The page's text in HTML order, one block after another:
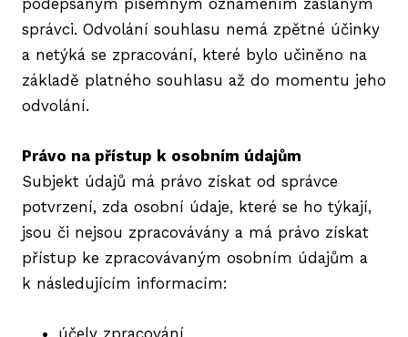
správci. Odvolání souhlasu nemá zpětné účinky
a netýká se zpracování, které bylo učiněno na
základě platného souhlasu až do momentu jeho
odvolání.
Právo na přístup k osobním údajům
Subjekt údajů má právo získat od správce
potvrzení, zda osobní údaje, které se ho týkají,
jsou či nejsou zpracovávány a má právo získat
přístup ke zpracovávaným osobním údajům a
k následujícím informacím: